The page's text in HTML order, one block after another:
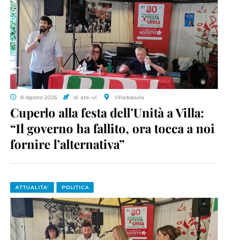
8 Agosto 2026 di a.te.-v.l. Villadossola
Cuperlo alla festa dell’Unità a Villa:
“Il governo ha fallito, ora tocca a noi
fornire l’alternativa”
ATTUALITA' POLITICA